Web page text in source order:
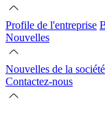
Profile de l'entreprise
Nouvelles
Nouvelles de la société
Contactez-nous